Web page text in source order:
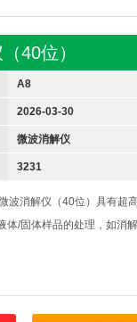
40位）
A8
2026-03-30
微波消解仪
3231
波消解仪（40位）具有超
体/固体样品的处理，如消